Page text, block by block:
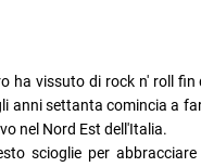
ha vissuto di rock n' roll
anni settanta comincia a
nel Nord Est dell'Italia.
scioglie per